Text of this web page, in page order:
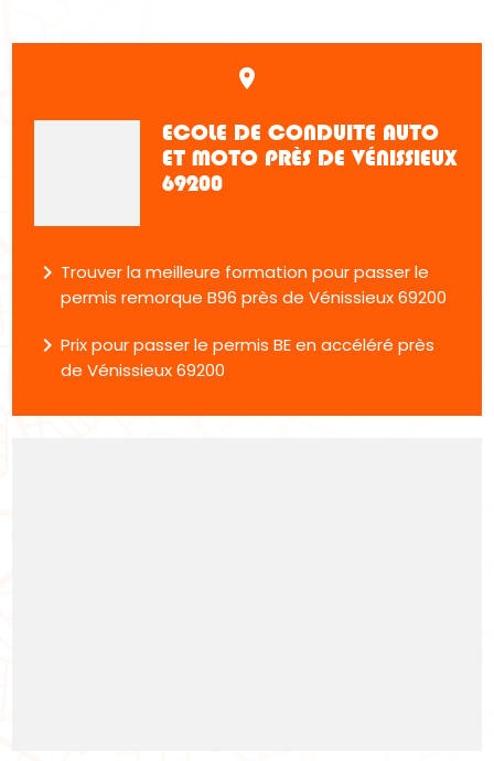
place
ECOLE DE CONDUITE AUTO
ET MOTO PRÈS DE VÉNISSIEUX
69200
navigate_next Trouver la meilleure formation pour passer le
permis remorque B96 près de Vénissieux 69200
navigate_nextPrix pour passer le permis BE en accéléré près
de Vénissieux 69200